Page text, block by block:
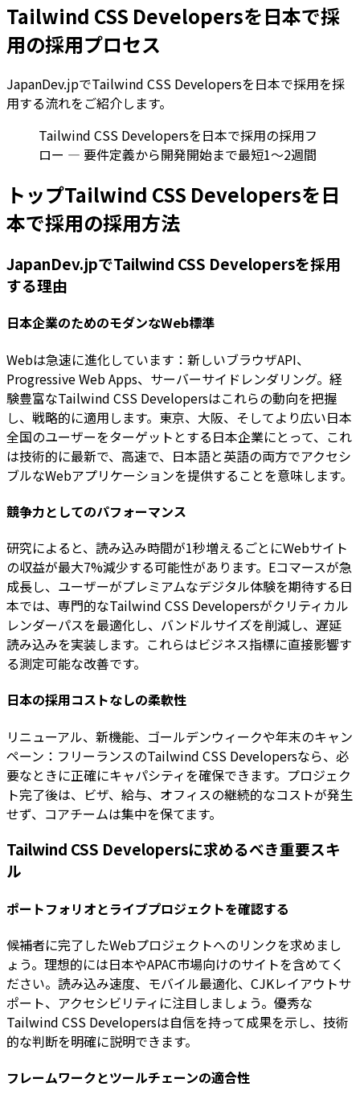
Tailwind CSS Developersを日本で採
用の採用プロセス
JapanDev.jpでTailwind CSS Developersを日本で採用を採
用する流れをご紹介します。
Tailwind CSS Developersを日本で採用の採用フ
ロー — 要件定義から開発開始まで最短1〜2週間
トップTailwind CSS Developersを日
本で採用の採用方法
JapanDev.jpでTailwind CSS Developersを採用
する理由
日本企業のためのモダンなWeb標準
Webは急速に進化しています：新しいブラウザAPI、
Progressive Web Apps、サーバーサイドレンダリング。経
験豊富なTailwind CSS Developersはこれらの動向を把握
し、戦略的に適用します。東京、大阪、そしてより広い日本
全国のユーザーをターゲットとする日本企業にとって、これ
は技術的に最新で、高速で、日本語と英語の両方でアクセシ
ブルなWebアプリケーションを提供することを意味します。
競争力としてのパフォーマンス
研究によると、読み込み時間が1秒増えるごとにWebサイト
の収益が最大7%減少する可能性があります。Eコマースが急
成長し、ユーザーがプレミアムなデジタル体験を期待する日
本では、専門的なTailwind CSS Developersがクリティカル
レンダーパスを最適化し、バンドルサイズを削減し、遅延
読み込みを実装します。これらはビジネス指標に直接影響す
る測定可能な改善です。
日本の採用コストなしの柔軟性
リニューアル、新機能、ゴールデンウィークや年末のキャン
ペーン：フリーランスのTailwind CSS Developersなら、必
要なときに正確にキャパシティを確保できます。プロジェク
ト完了後は、ビザ、給与、オフィスの継続的なコストが発生
せず、コアチームは集中を保てます。
Tailwind CSS Developersに求めるべき重要スキ
ル
ポートフォリオとライブプロジェクトを確認する
候補者に完了したWebプロジェクトへのリンクを求めまし
ょう。理想的には日本やAPAC市場向けのサイトを含めてく
ださい。読み込み速度、モバイル最適化、CJKレイアウトサ
ポート、アクセシビリティに注目しましょう。優秀な
Tailwind CSS Developersは自信を持って成果を示し、技術
的な判断を明確に説明できます。
フレームワークとツールチェーンの適合性